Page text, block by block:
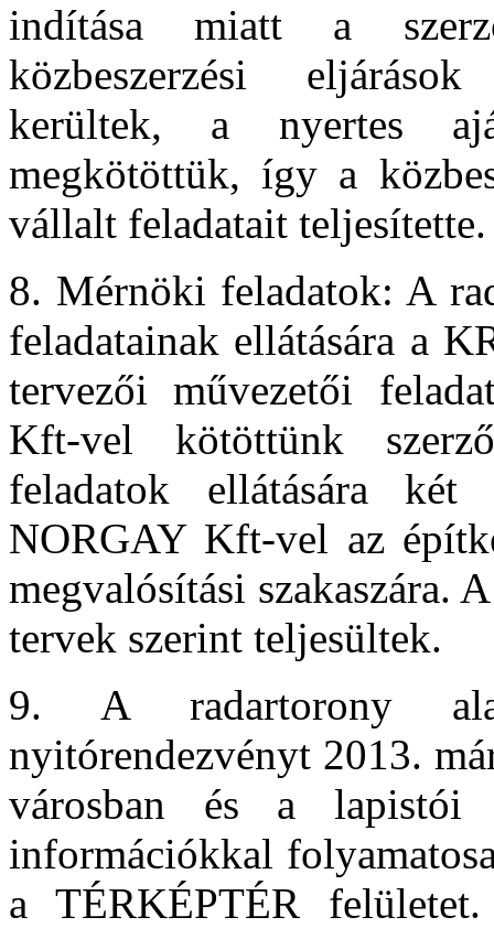
indítása miatt a
közbeszerzési
kerültek, a nyertes
megkötöttük, így a
vállalt feladatait teljesítette.
8. Mérnöki feladatok: A
feladatainak ellátására a
tervezői művezetői
Kft-vel kötöttünk
feladatok ellátására
NORGAY Kft-vel az
megvalósítási szakaszára.
tervek szerint teljesültek.
9. A radartorony
nyitórendezvényt 2013.
városban és a lapistói
információkkal
a TÉRKÉPTÉR